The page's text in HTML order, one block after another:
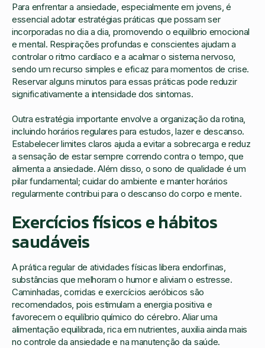
Para enfrentar a ansiedade, especialmente em jovens, é
essencial adotar estratégias práticas que possam ser
incorporadas no dia a dia, promovendo o equilíbrio emocional
e mental. Respirações profundas e conscientes ajudam a
controlar o ritmo cardíaco e a acalmar o sistema nervoso,
sendo um recurso simples e eficaz para momentos de crise.
Reservar alguns minutos para essas práticas pode reduzir
significativamente a intensidade dos sintomas.
Outra estratégia importante envolve a organização da rotina,
incluindo horários regulares para estudos, lazer e descanso.
Estabelecer limites claros ajuda a evitar a sobrecarga e reduz
a sensação de estar sempre correndo contra o tempo, que
alimenta a ansiedade. Além disso, o sono de qualidade é um
pilar fundamental; cuidar do ambiente e manter horários
regularmente contribui para o descanso do corpo e mente.
Exercícios físicos e hábitos
saudáveis
A prática regular de atividades físicas libera endorfinas,
substâncias que melhoram o humor e aliviam o estresse.
Caminhadas, corridas e exercícios aeróbicos são
recomendados, pois estimulam a energia positiva e
favorecem o equilíbrio químico do cérebro. Aliar uma
alimentação equilibrada, rica em nutrientes, auxilia ainda mais
no controle da ansiedade e na manutenção da saúde.